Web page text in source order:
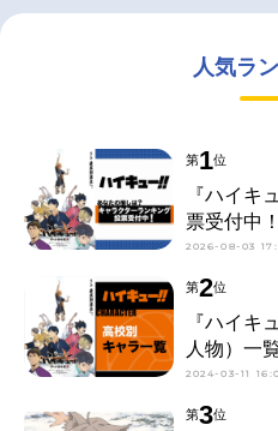
人気ラ
第1位
『ハイキ
票受付中！
2026-08-03
第2位
『ハイキ
人物）一
2024-03-11
第3位